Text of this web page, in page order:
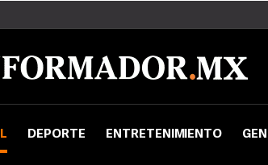
DEPORTE ENTRETENIMIENTO